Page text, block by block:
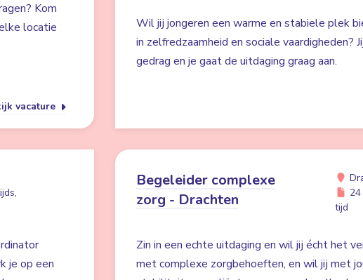
Kom
locatie
vacature
Wil jij jongeren een warme en stabiele plek
in zelfredzaamheid en sociale vaardigheden?
gedrag en je gaat de uitdaging graag aan.
je op een
Begeleider complexe
zorg - Drachten
tijd
Zin in een echte uitdaging en wil jij écht het
met complexe zorgbehoeften, en wil jij met